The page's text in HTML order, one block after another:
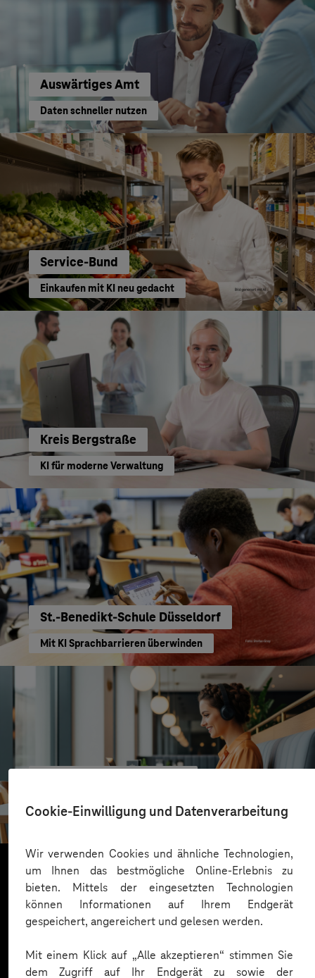
Cookie-Einwilligung und Datenverarbeitung
Wir verwenden Cookies und ähnliche Technologien,
um Ihnen das bestmögliche Online-Erlebnis zu
bieten. Mittels der eingesetzten Technologien
können Informationen auf Ihrem Endgerät
gespeichert, angereichert und gelesen werden.
Mit einem Klick auf „Alle akzeptieren“ stimmen Sie
dem Zugriff auf Ihr Endgerät zu sowie der
Auswärtiges Amt
Daten schneller nutzen
Service-Bund
Einkaufen mit KI neu gedacht
Kreis Bergstraße
KI für moderne Verwaltung
St.-Benedikt-Schule Düsseldorf
Mit KI Sprachbarrieren überwinden
Skalierbare Vertriebsplattform mit KI und Low-
Mehr laden